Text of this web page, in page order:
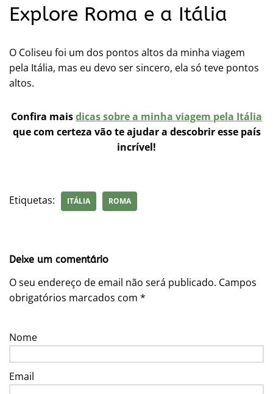
Explore Roma e a Itália
O Coliseu foi um dos pontos altos da minha viagem
pela Itália, mas eu devo ser sincero, ela só teve pontos
altos.
Confira maisdicas sobre a minha viagem pela Itália
que com certeza vão te ajudar a descobrir esse país
incrível!
Etiquetas: ITÁLIA ROMA
Deixe um comentário
O seu endereço de email não será publicado. Campos
obrigatórios marcados com *
Nome
Email